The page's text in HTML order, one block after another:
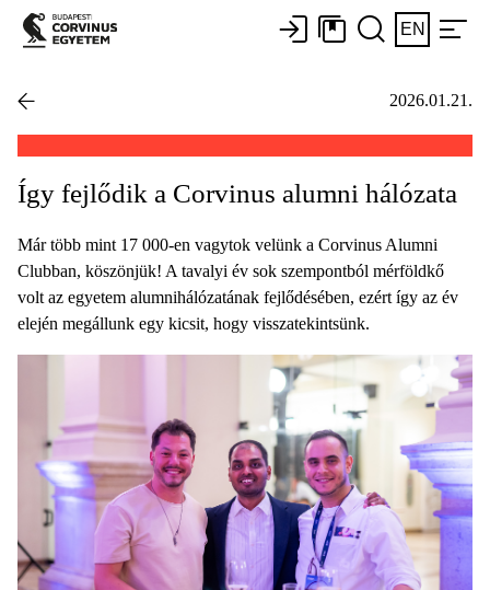
EN
2026.01.21.
Így fejlődik a Corvinus alumni hálózata
Már több mint 17 000-en vagytok velünk a Corvinus Alumni
Clubban, köszönjük! A tavalyi év sok szempontból mérföldkő
volt az egyetem alumnihálózatának fejlődésében, ezért így az év
elején megállunk egy kicsit, hogy visszatekintsünk.